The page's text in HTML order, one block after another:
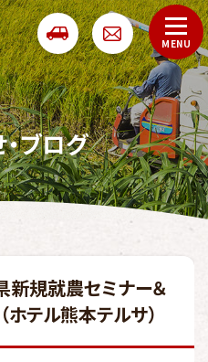
ブログ
新規就農セミナー＆
ホテル熊本テルサ）